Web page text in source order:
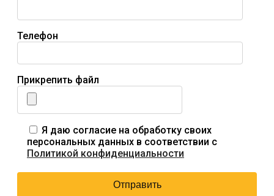
Телефон
Прикрепить файл
Я даю согласие на обработку своих
персональных данных в соответствии с
Политикой конфиденциальности